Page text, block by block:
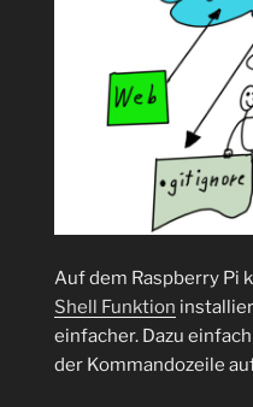
Auf dem Raspberry Pi
Shell Funktion
einfacher. Dazu
der Kommandozeile